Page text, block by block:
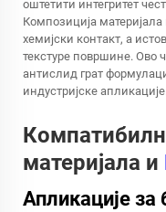
оштетити интегритет
Композиција
хемијски контакт, а
текстуре површине. Ово
антислид грат
индустријске
материјала и
Апликације за